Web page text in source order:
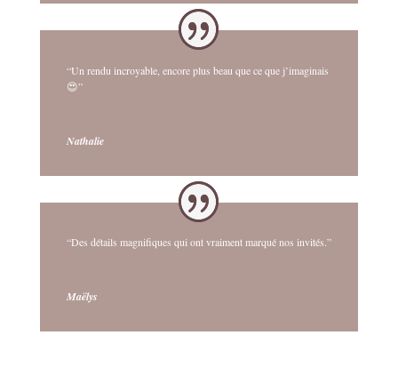
“Un rendu incroyable, encore plus beau que ce que j’imaginais
😍”
Nathalie
“Des détails magnifiques qui ont vraiment marqué nos invités.”
Maëlys